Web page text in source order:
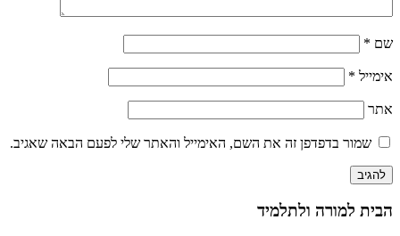
שם *
אימייל *
אתר
שמור בדפדפן זה את השם, האימייל והאתר שלי לפעם הבאה שאגיב.
הבית למורה ולתלמיד